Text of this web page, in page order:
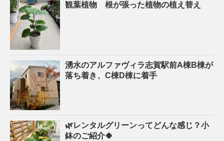
観葉植物 根が張った植物の植え替え
湧水のアルファヴィラ志賀駅前A棟B棟が
落ち着き、C棟D棟に着手
🌿レンタルグリーンってどんな感じ？小
鉢のご紹介🍀